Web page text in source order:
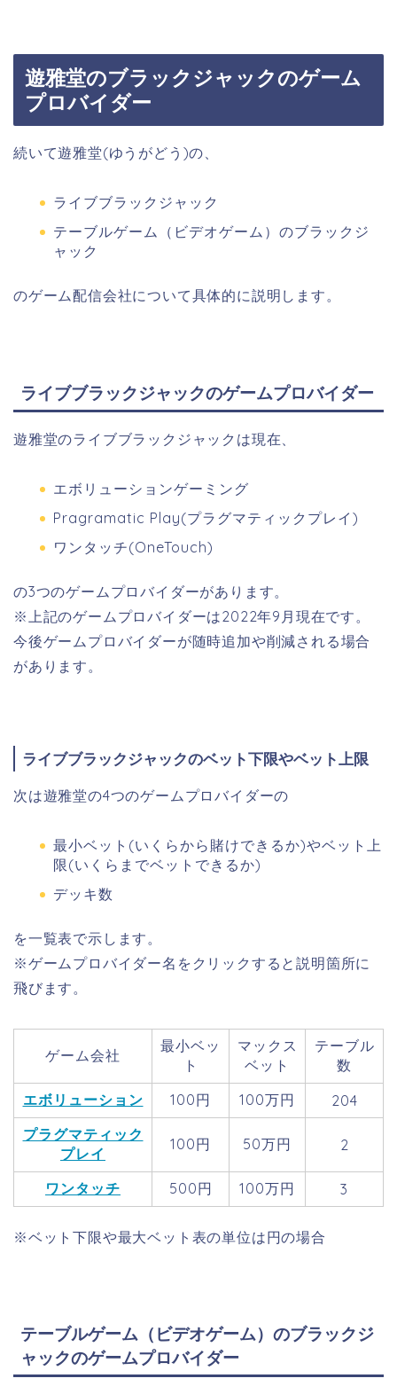
遊雅堂のブラックジャックのゲーム
プロバイダー
続いて遊雅堂(ゆうがどう)の、
ライブブラックジャック
テーブルゲーム（ビデオゲーム）のブラックジ
ャック
のゲーム配信会社について具体的に説明します。
ライブブラックジャックのゲームプロバイダー
遊雅堂のライブブラックジャックは現在、
エボリューションゲーミング
Pragramatic Play(プラグマティックプレイ)
ワンタッチ(OneTouch)
の3つのゲームプロバイダーがあります。
※上記のゲームプロバイダーは2022年9月現在です。
今後ゲームプロバイダーが随時追加や削減される場合
があります。
ライブブラックジャックのベット下限やベット上限
次は遊雅堂の4つのゲームプロバイダーの
最小ベット(いくらから賭けできるか)やベット上
限(いくらまでベットできるか)
デッキ数
を一覧表で示します。
※ゲームプロバイダー名をクリックすると説明箇所に
飛びます。
ゲーム会社
最小ベッ
ト
マックス
ベット
テーブル
数
エボリューション
100円 100万円
204
プラグマティック
プレイ
100円 50万円 2
ワンタッチ 500円 100万円 3
※ベット下限や最大ベット表の単位は円の場合
テーブルゲーム（ビデオゲーム）のブラックジ
ャックのゲームプロバイダー